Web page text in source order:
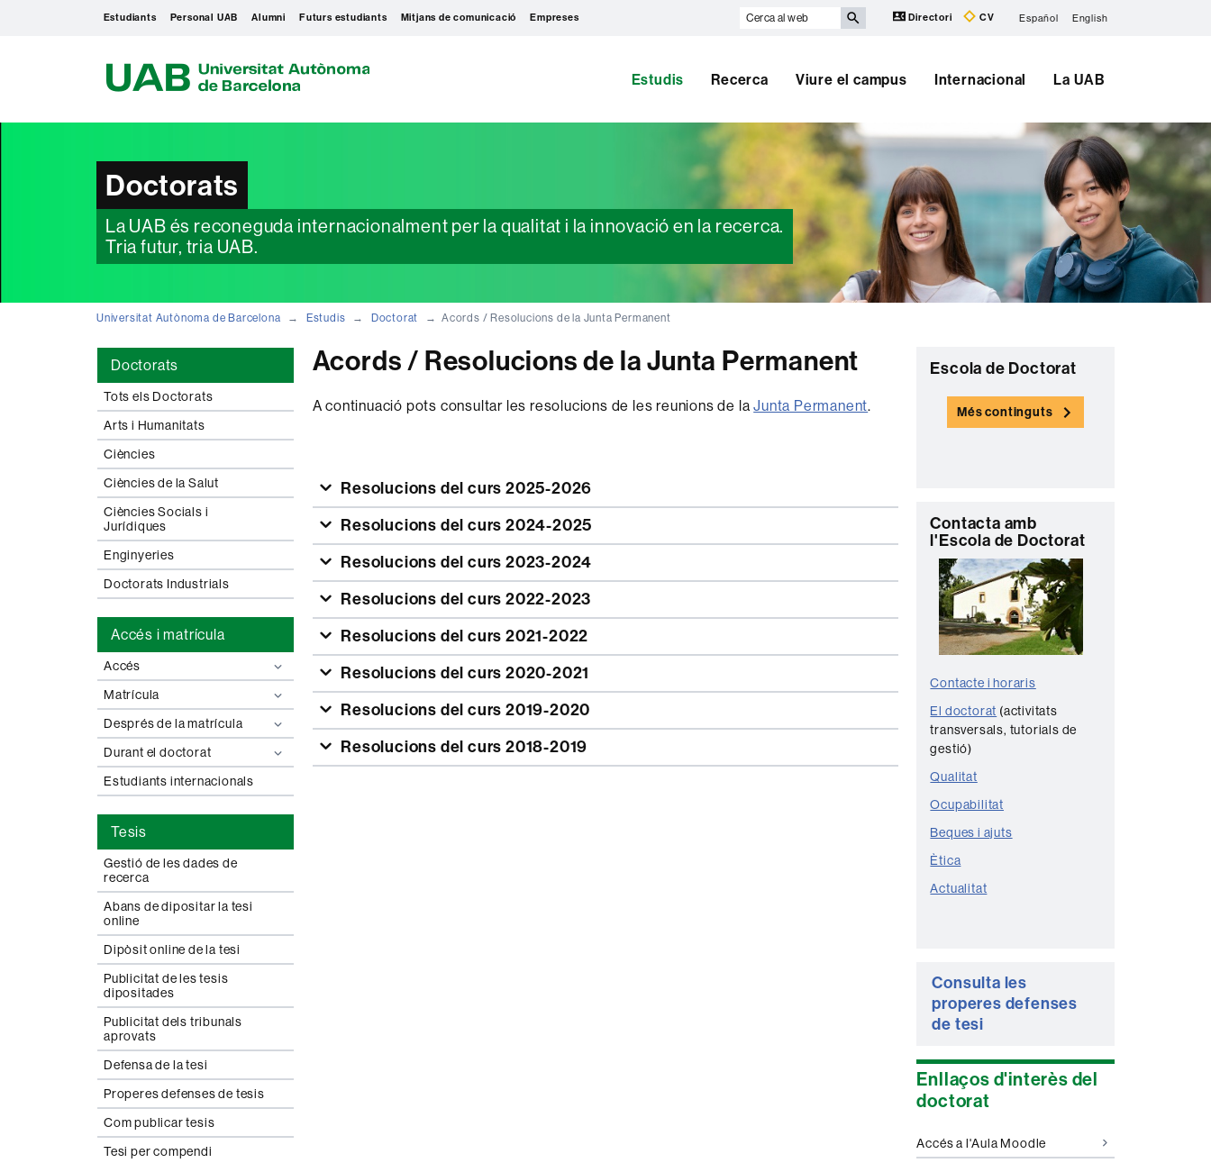
Estudiants Personal UAB Alumni Futurs estudiants Mitjans de comunicació Empreses
Cerca
Directori CV Español English
B
Estudis Recerca Viure el campus Internacional La UAB
Doctorats
La UAB és reconeguda internacionalment per la qualitat i la innovació en la recerca.
Tria futur, tria UAB.
Universitat Autònoma de Barcelona Estudis Doctorat Acords / Resolucions de la Junta Permanent
Doctorats
Tots els Doctorats
Arts i Humanitats
Ciències
Ciències de la Salut
Ciències Socials i
Jurídiques
Enginyeries
Doctorats Industrials
Accés i matrícula
Accés
Matrícula
Després de la matrícula
Durant el doctorat
Estudiants internacionals
Tesis
Gestió de les dades de
recerca
Abans de dipositar la tesi
online
Dipòsit online de la tesi
Publicitat de les tesis
dipositades
Publicitat dels tribunals
aprovats
Defensa de la tesi
Properes defenses de tesis
Com publicar tesis
Tesi per compendi
Acords / Resolucions de la Junta Permanent
A continuació pots consultar les resolucions de les reunions de laJunta Permanent.
Resolucions del curs 2025-2026
Resolucions del curs 2024-2025
Resolucions del curs 2023-2024
Resolucions del curs 2022-2023
Resolucions del curs 2021-2022
Resolucions del curs 2020-2021
Resolucions del curs 2019-2020
Resolucions del curs 2018-2019
Informació
C
t
e
Escola de Doctorat
Més continguts
C
o
n
a
c
t
e
Contacta amb
l'Escola de Doctorat
Contacte i horaris
El doctorat (activitats
transversals, tutorials de
gestió)
Qualitat
Ocupabilitat
Beques i ajuts
Ètica
Actualitat
Consulta les
properes defenses
de tesi
Enllaços d'interès del
doctorat
Accés a l'Aula Moodle